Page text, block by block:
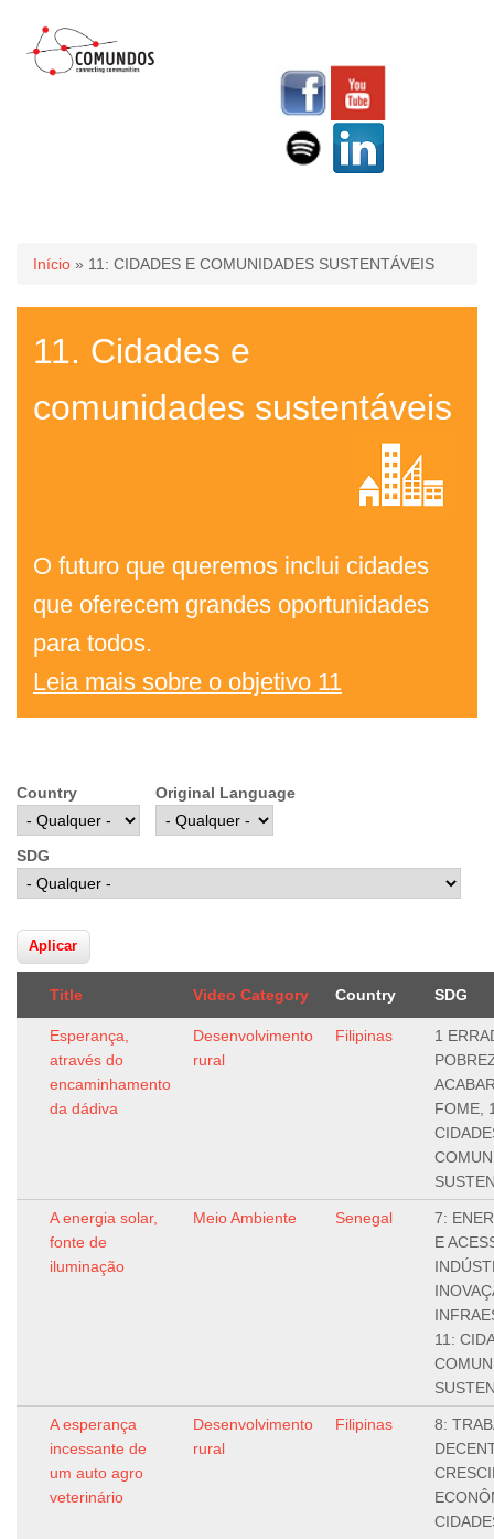
Você está aqui
Início » 11: CIDADES E COMUNIDADES SUSTENTÁVEIS
11. Cidades e
comunidades sustentáveis
O futuro que queremos inclui cidades
que oferecem grandes oportunidades
para todos.
Leia mais sobre o objetivo 11
Country Original Language
SDG
Title Video Category Country SDG
Esperança,
através do
encaminhamento
da dádiva
Desenvolvimento
rural
Filipinas
1
FOME,
A energia solar,
fonte de
iluminação
Meio Ambiente Senegal
7:
E
11:
A esperança
incessante de
um auto agro
veterinário
Desenvolvimento
rural
Filipinas
8: